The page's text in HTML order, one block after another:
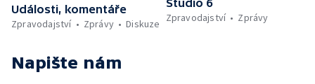
Události, komentáře
Zpravodajství
Zprávy Diskuze
Studio 6
Zpravodajství
Zprávy
Napište nám